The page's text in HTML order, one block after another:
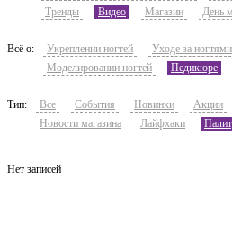
Тренды
Видео Магазин День
Всё о: Укреплении ногтей Уходе за ногтями
Моделировании ногтей
Педикюре
Тип: Все События Новинки Акции
Новости магазина
Лайфхаки
Нет записей